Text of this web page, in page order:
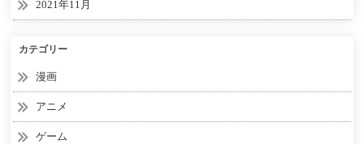
2021年11月
カテゴリー
漫画
アニメ
ゲーム